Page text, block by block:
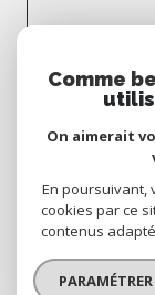
© 2026 | TOUS
NOS
NOS
Comme
On aimerait
En poursuivant,
cookies par ce
contenus
PARAMÉTRER